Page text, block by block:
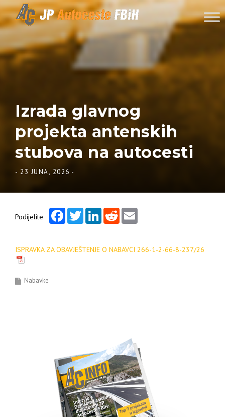
Skip to content
Izrada glavnog
projekta antenskih
stubova na autocesti
- 23 JUNA, 2026 -
Podijelite
FacebookTwitterLinkedInReddit
ISPRAVKA ZA OBAVJEŠTENJE O NABAVCI 266-1-2-66-8-237/26
Nabavke